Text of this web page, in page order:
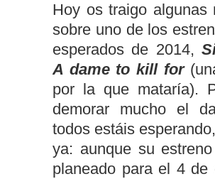
Hoy os traigo algunas
sobre uno de los
esperados de 2014,
A dame to kill for
por la que mataría).
demorar mucho el
todos estáis
ya: aunque su
planeado para el 4 de